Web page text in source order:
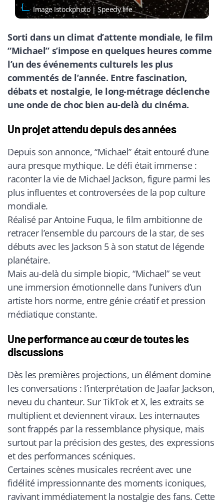
Image Istockphoto | Speedy life
Sorti dans un climat d’attente mondiale, le film
“Michael” s’impose en quelques heures comme
l’un des événements culturels les plus
commentés de l’année. Entre fascination,
débats et nostalgie, le long-métrage déclenche
une onde de choc bien au-delà du cinéma.
Un projet attendu depuis des années
Depuis son annonce, “Michael” était entouré d’une
aura presque mythique. Le défi était immense :
raconter la vie de Michael Jackson, figure parmi les
plus influentes et controversées de la pop culture
mondiale.
Réalisé par Antoine Fuqua, le film ambitionne de
retracer l’ensemble du parcours de la star, de ses
débuts avec les Jackson 5 à son statut de légende
planétaire.
Mais au-delà du simple biopic, “Michael” se veut
une immersion émotionnelle dans l’univers d’un
artiste hors norme, entre génie créatif et pression
médiatique constante.
Une performance au cœur de toutes les
discussions
Dès les premières projections, un élément domine
les conversations : l’interprétation de Jaafar Jackson,
neveu du chanteur. Sur TikTok et X, les extraits se
multiplient et deviennent viraux. Les internautes
sont frappés par la ressemblance physique, mais
surtout par la précision des gestes, des expressions
et des performances scéniques.
Certaines scènes musicales recréent avec une
fidélité impressionnante des moments iconiques,
ravivant immédiatement la nostalgie des fans. Cette